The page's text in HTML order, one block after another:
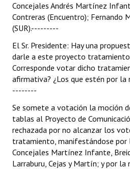
Concejales Andrés Martínez
Contreras (Encuentro); Fernando
(SUR).---------
El Sr. Presidente: Hay una
darle a este proyecto
Corresponde votar dicho
afirmativa? ¿Los que estén por
--------
Se somete a votación la moción
tablas al Proyecto de
rechazada por no alcanzar los
tratamiento, manifestándose por
Concejales Martínez Infante,
Larraburu, Cejas y Martín; y por la